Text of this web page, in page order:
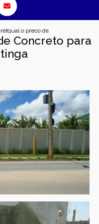
para rodovia
qual o preco de anel de concreto
Concreto para